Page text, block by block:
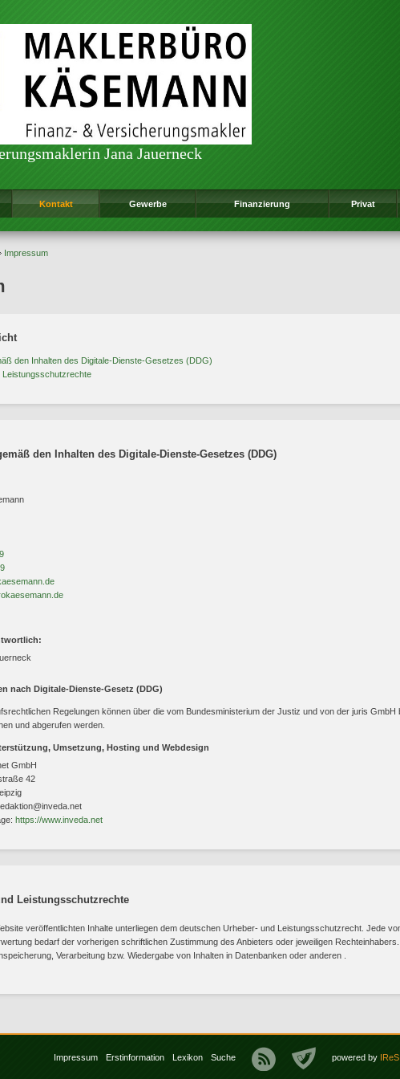
Jana Jauerneck
Kontakt Gewerbe Finanzierung Privat
Impressum
den Inhalten des Digitale-Dienste-Gesetzes (DDG)
Leistungsschutzrechte
den Inhalten des Digitale-Dienste-Gesetzes (DDG)
nach Digitale-Dienste-Gesetz (DDG)
Regelungen können über die vom Bundesministerium der Justiz und von der juris GmbH
und abgerufen werden.
Umsetzung, Hosting und Webdesign
GmbH
42
https://www.inveda.net
Leistungsschutzrechte
veröffentlichten Inhalte unterliegen dem deutschen Urheber- und Leistungsschutzrecht. Jede
bedarf der vorherigen schriftlichen Zustimmung des Anbieters oder jeweiligen
Verarbeitung bzw. Wiedergabe von Inhalten in Datenbanken oder anderen .
Impressum Erstinformation Lexikon Suche powered by IReS